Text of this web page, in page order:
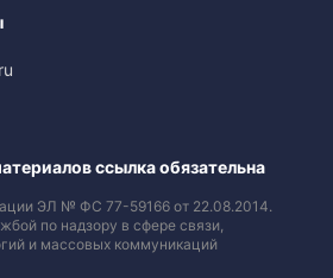
ссылка обязательна
ЭЛ № ФС 77-59166 от 22.08.2014.
по надзору в сфере связи,
и массовых коммуникаций